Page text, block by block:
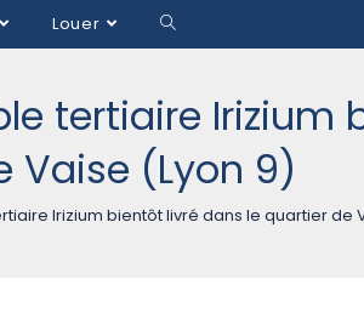
Louer
tertiaire Irizium
Vaise (Lyon 9)
Irizium bientôt livré dans le quartier de